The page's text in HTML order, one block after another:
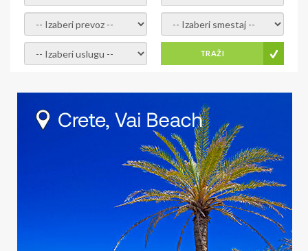
- izaberi prevoz - - Izaberite smestaj -
- Izaberite uslugu - TRAŽI